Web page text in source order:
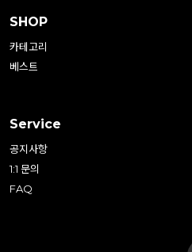
SHOP
카테고리
베스트
Service
공지사항
1:1 문의
FAQ